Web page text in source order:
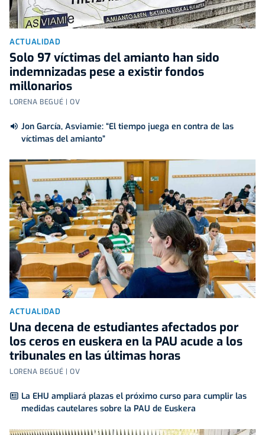
ACTUALIDAD
Solo 97 víctimas del amianto han sido
indemnizadas pese a existir fondos
millonarios
LORENA BEGUÉ | OV
Jon García, Asviamie: “El tiempo juega en contra de las
víctimas del amianto”
ACTUALIDAD
Una decena de estudiantes afectados por
los ceros en euskera en la PAU acude a los
tribunales en las últimas horas
LORENA BEGUÉ | OV
La EHU ampliará plazas el próximo curso para cumplir las
medidas cautelares sobre la PAU de Euskera